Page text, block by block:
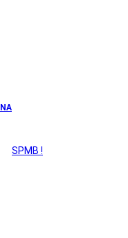
SPMB !